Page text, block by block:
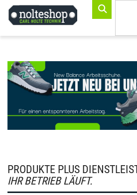
STARTSEITE
PRODUKTE PLUS
IHR BETRIEB LÄUFT.